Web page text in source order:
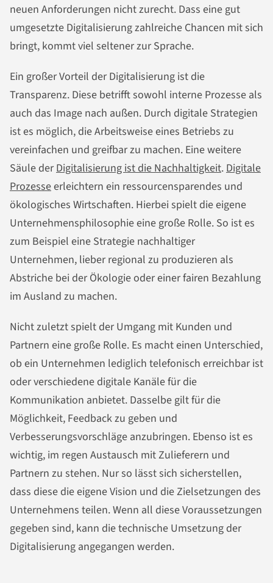
neuen Anforderungen nicht zurecht. Dass eine gut
umgesetzte Digitalisierung zahlreiche Chancen mit sich
bringt, kommt viel seltener zur Sprache.
Ein großer Vorteil der Digitalisierung ist die
Transparenz. Diese betrifft sowohl interne Prozesse als
auch das Image nach außen. Durch digitale Strategien
ist es möglich, die Arbeitsweise eines Betriebs zu
vereinfachen und greifbar zu machen. Eine weitere
Säule derDigitalisierung ist die Nachhaltigkeit.Digitale
Prozesseerleichtern ein ressourcensparendes und
ökologisches Wirtschaften. Hierbei spielt die eigene
Unternehmensphilosophie eine große Rolle. So ist es
zum Beispiel eine Strategie nachhaltiger
Unternehmen, lieber regional zu produzieren als
Abstriche bei der Ökologie oder einer fairen Bezahlung
im Ausland zu machen.
Nicht zuletzt spielt der Umgang mit Kunden und
Partnern eine große Rolle. Es macht einen Unterschied,
ob ein Unternehmen lediglich telefonisch erreichbar ist
oder verschiedene digitale Kanäle für die
Kommunikation anbietet. Dasselbe gilt für die
Möglichkeit, Feedback zu geben und
Verbesserungsvorschläge anzubringen. Ebenso ist es
wichtig, im regen Austausch mit Zulieferern und
Partnern zu stehen. Nur so lässt sich sicherstellen,
dass diese die eigene Vision und die Zielsetzungen des
Unternehmens teilen. Wenn all diese Voraussetzungen
gegeben sind, kann die technische Umsetzung der
Digitalisierung angegangen werden.